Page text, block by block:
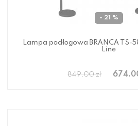
- 21 %
Lampa podłogowa BRANCA TS-
Line
849.00 zł